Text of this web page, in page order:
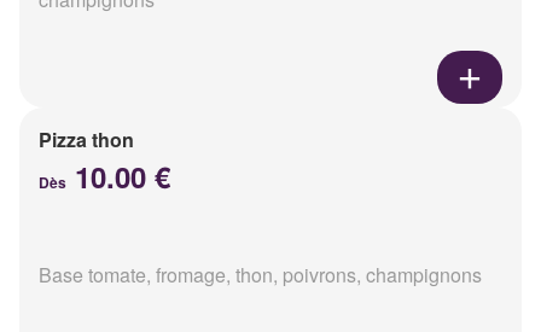
Pizza thon
Dès 10.00 €
Base tomate, fromage, thon, poivrons, champignons